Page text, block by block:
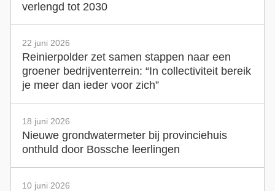
verlengd tot 2030
22 juni 2026
Reinierpolder zet samen stappen naar een
groener bedrijventerrein: “In collectiviteit bereik
je meer dan ieder voor zich”
18 juni 2026
Nieuwe grondwatermeter bij provinciehuis
onthuld door Bossche leerlingen
10 juni 2026